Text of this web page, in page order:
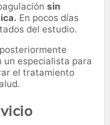
sin
En pocos días
del estudio.
un especialista para
el tratamiento